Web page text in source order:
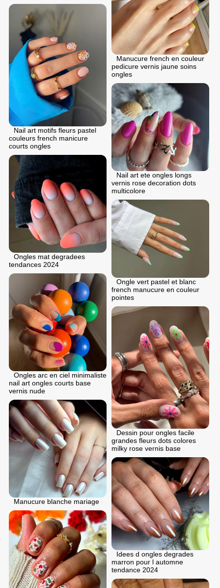
Manucure french en couleur
pedicure vernis jaune soins
ongles
Nail art motifs fleurs pastel
couleurs french manicure
courts ongles
Nail art ete ongles longs
vernis rose decoration dots
multicolore
Ongles mat degradees
tendances 2024
Ongle vert pastel et blanc
french manucure en couleur
pointes
Ongles arc en ciel minimaliste
nail art ongles courts base
vernis nude
Dessin pour ongles facile
grandes fleurs dots colores
milky rose vernis base
Manucure blanche mariage
Idees d ongles degrades
marron pour l automne
tendance 2024